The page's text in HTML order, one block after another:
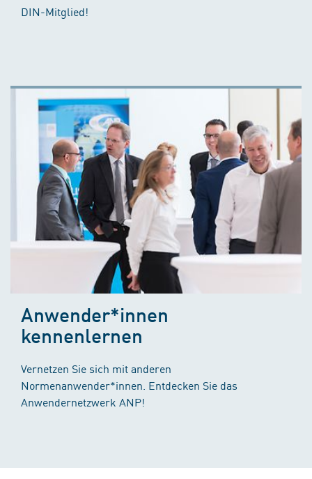
DIN-Mitglied!
Anwender*innen
kennenlernen
Vernetzen Sie sich mit anderen
Normenanwender*innen. Entdecken Sie das
Anwendernetzwerk ANP!